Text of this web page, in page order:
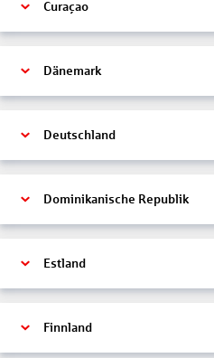
Curaçao
Dänemark
Deutschland
Dominikanische Republik
Estland
Finnland